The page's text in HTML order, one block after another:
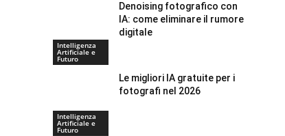
Intelligenza
Artificiale e
Futuro
Denoising fotografico con
IA: come eliminare il rumore
digitale
Intelligenza
Artificiale e
Futuro
Le migliori IA gratuite per i
fotografi nel 2026